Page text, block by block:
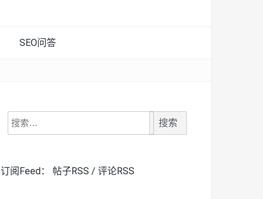
SEO问答
搜
索：
订阅Feed： 帖子RSS / 评论RSS